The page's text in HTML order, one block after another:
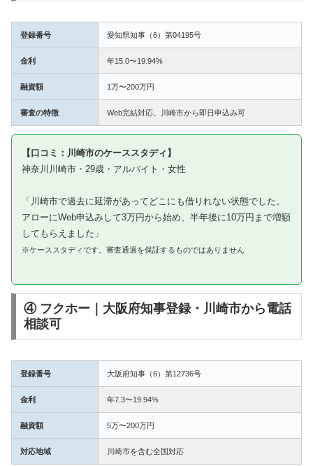
登録番号 愛知県知事（6）第04195号
金利 年15.0〜19.94%
融資額 1万〜200万円
審査の特徴 Web完結対応。川崎市から即日申込み可
【口コミ：川崎市のケーススタディ】
神奈川川崎市・29歳・アルバイト・女性
「川崎市で過去に延滞があってどこにも借りれない状態でした。
アローにWeb申込みして3万円から始め、半年後に10万円まで増額
してもらえました」
※ケーススタディです。審査通過を保証するものではありません
④ フクホー｜大阪府知事登録・川崎市から電話
相談可
登録番号 大阪府知事（6）第12736号
金利 年7.3〜19.94%
融資額 5万〜200万円
対応地域 川崎市を含む全国対応